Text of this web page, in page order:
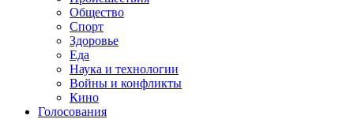
Общество
Спорт
Здоровье
Еда
Наука и технологии
Войны и конфликты
Кино
Голосования